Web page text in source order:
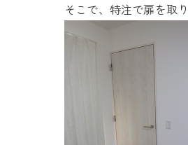
そこで、特注で扉を取